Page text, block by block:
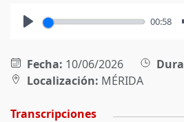
00:58
Fecha: 10/06/2026
Localización: MÉRIDA
Transcripciones